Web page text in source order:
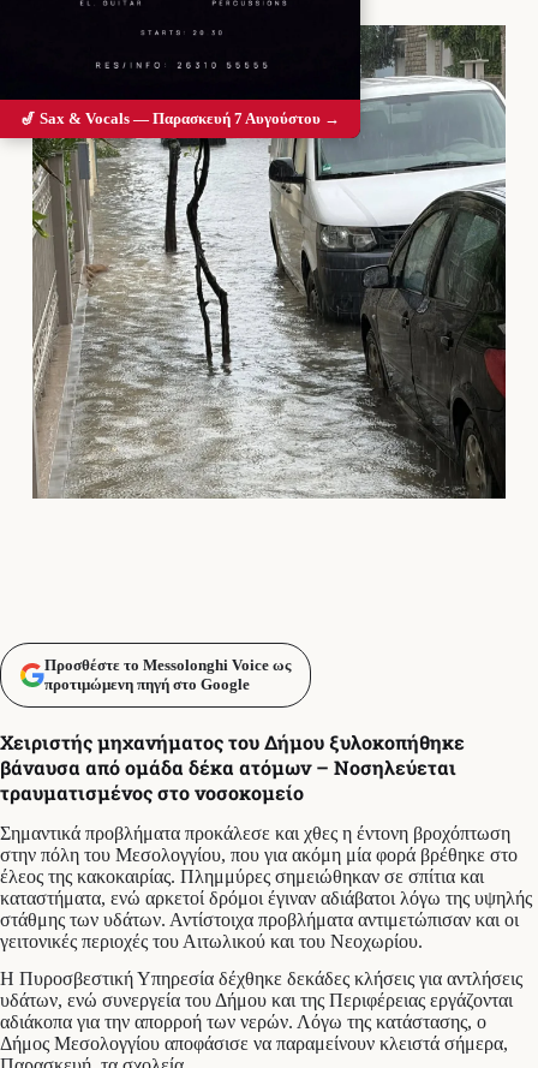
Προσθέστε το Messolonghi Voice ως
προτιμώμενη πηγή στο Google
Χειριστής μηχανήματος του Δήμου ξυλοκοπήθηκε
βάναυσα από ομάδα δέκα ατόμων – Νοσηλεύεται
τραυματισμένος στο νοσοκομείο
Σημαντικά προβλήματα προκάλεσε και χθες η έντονη βροχόπτωση
στην πόλη του Μεσολογγίου, που για ακόμη μία φορά βρέθηκε στο
έλεος της κακοκαιρίας. Πλημμύρες σημειώθηκαν σε σπίτια και
καταστήματα, ενώ αρκετοί δρόμοι έγιναν αδιάβατοι λόγω της υψηλής
στάθμης των υδάτων. Αντίστοιχα προβλήματα αντιμετώπισαν και οι
γειτονικές περιοχές του Αιτωλικού και του Νεοχωρίου.
Η Πυροσβεστική Υπηρεσία δέχθηκε δεκάδες κλήσεις για αντλήσεις
υδάτων, ενώ συνεργεία του Δήμου και της Περιφέρειας εργάζονται
αδιάκοπα για την απορροή των νερών. Λόγω της κατάστασης, ο
Δήμος Μεσολογγίου αποφάσισε να παραμείνουν κλειστά σήμερα,
🎷 Sax & Vocals — Παρασκευή 7 Αυγούστου →